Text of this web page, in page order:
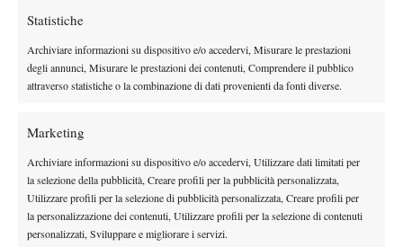
Statistiche
Archiviare informazioni su dispositivo e/o accedervi, Misurare le prestazioni
degli annunci, Misurare le prestazioni dei contenuti, Comprendere il pubblico
attraverso statistiche o la combinazione di dati provenienti da fonti diverse.
Marketing
Archiviare informazioni su dispositivo e/o accedervi, Utilizzare dati limitati per
la selezione della pubblicità, Creare profili per la pubblicità personalizzata,
Utilizzare profili per la selezione di pubblicità personalizzata, Creare profili per
la personalizzazione dei contenuti, Utilizzare profili per la selezione di contenuti
personalizzati, Sviluppare e migliorare i servizi.
molta energia qui, perché il campo è piuttosto leento. Sono
molto contento oggi, vediamo cosa succederà domani.”
TAGGED: